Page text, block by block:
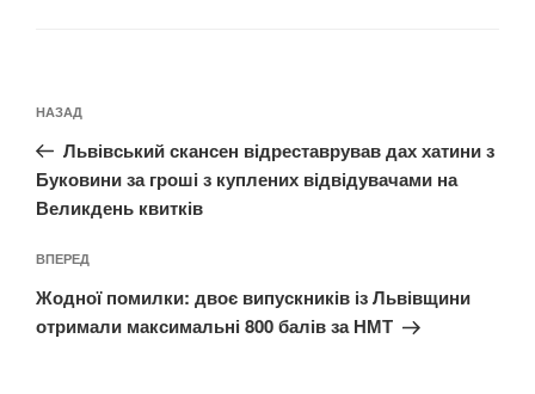
записів
Попередній
запис:
НАЗАД
Львівський скансен відреставрував дах хатини з
Буковини за гроші з куплених відвідувачами на
Великдень квитків
Наступний
запис
ВПЕРЕД
Жодної помилки: двоє випускників із Львівщини
отримали максимальні 800 балів за НМТ